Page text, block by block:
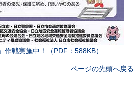
作戦実施中！（PDF：588KB）
ページの先頭へ戻る